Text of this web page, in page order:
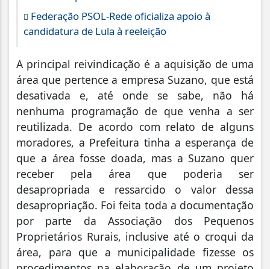
Federação PSOL-Rede oficializa apoio à
candidatura de Lula à reeleição
A principal reivindicação é a aquisição de uma
área que pertence a empresa Suzano, que está
desativada e, até onde se sabe, não há
nenhuma programação de que venha a ser
reutilizada. De acordo com relato de alguns
moradores, a Prefeitura tinha a esperança de
que a área fosse doada, mas a Suzano quer
receber pela área que poderia ser
desapropriada e ressarcido o valor dessa
desapropriação. Foi feita toda a documentação
por parte da Associação dos Pequenos
Proprietários Rurais, inclusive até o croqui da
área, para que a municipalidade fizesse os